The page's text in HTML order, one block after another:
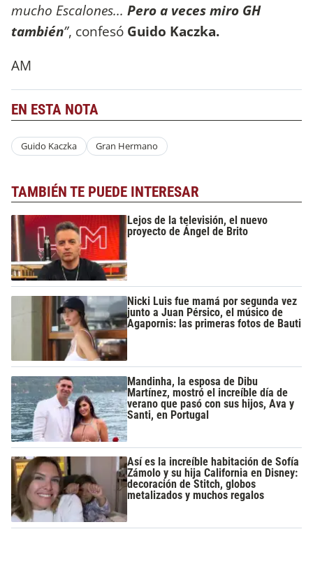
mucho Escalones... Pero a veces miro GH
también”, confesó Guido Kaczka.
AM
EN ESTA NOTA
Guido Kaczka Gran Hermano
TAMBIÉN TE PUEDE INTERESAR
Lejos de la televisión, el nuevo
proyecto de Ángel de Brito
Nicki Luis fue mamá por segunda vez
junto a Juan Pérsico, el músico de
Agapornis: las primeras fotos de Bauti
Mandinha, la esposa de Dibu
Martínez, mostró el increíble día de
verano que pasó con sus hijos, Ava y
Santi, en Portugal
Así es la increíble habitación de Sofía
Zámolo y su hija California en Disney:
decoración de Stitch, globos
metalizados y muchos regalos